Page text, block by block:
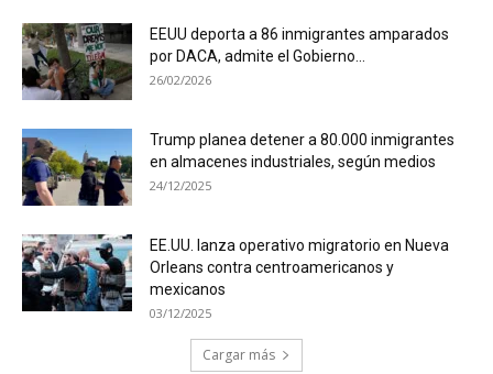
EEUU deporta a 86 inmigrantes amparados
por DACA, admite el Gobierno...
26/02/2026
Trump planea detener a 80.000 inmigrantes
en almacenes industriales, según medios
24/12/2025
EE.UU. lanza operativo migratorio en Nueva
Orleans contra centroamericanos y
mexicanos
03/12/2025
Cargar más